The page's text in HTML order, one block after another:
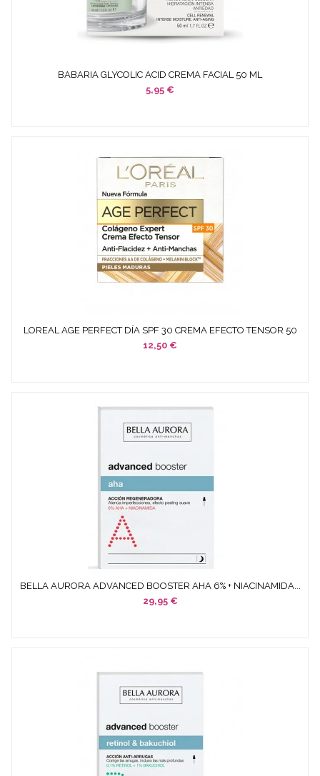
BABARIA GLYCOLIC ACID CREMA FACIAL 50 ML
5,95 €
LOREAL AGE PERFECT DÍA SPF 30 CREMA EFECTO TENSOR 50
ML
12,50 €
BELLA AURORA ADVANCED BOOSTER AHA 6% + NIACINAMIDA...
29,95 €